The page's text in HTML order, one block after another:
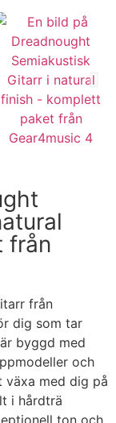
från
från
dig som tar
byggd med
och
växa med dig på
i hårdträ